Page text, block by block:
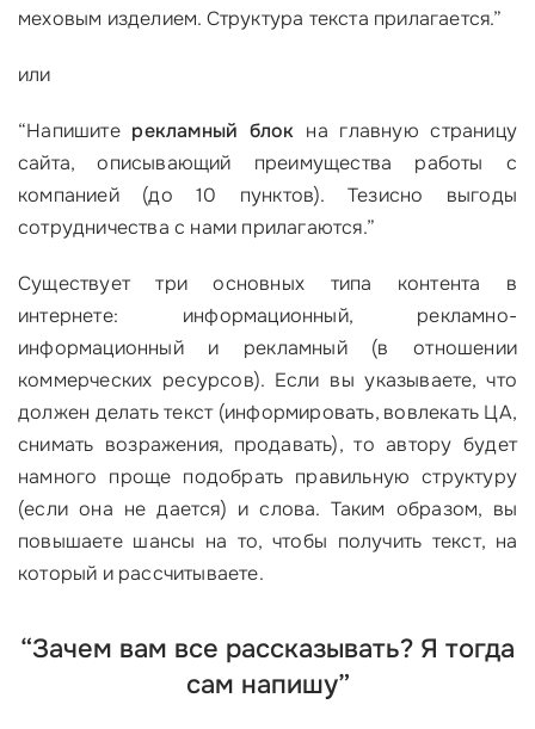
меховым изделием. Структура текста прилагается.”
или
“Напишите рекламный блок на главную страницу
сайта, описывающий преимущества работы с
компанией (до 10 пунктов). Тезисно выгоды
сотрудничества с нами прилагаются.”
Существует три основных типа контента в
интернете: информационный, рекламно-
информационный и рекламный (в отношении
коммерческих ресурсов). Если вы указываете, что
должен делать текст (информировать, вовлекать ЦА,
снимать возражения, продавать), то автору будет
намного проще подобрать правильную структуру
(если она не дается) и слова. Таким образом, вы
повышаете шансы на то, чтобы получить текст, на
который и рассчитываете.
“Зачем вам все рассказывать? Я тогда
сам напишу”